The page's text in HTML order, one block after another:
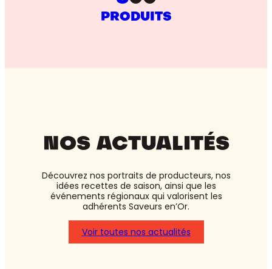
PRODUITS
NOS ACTUALITÉS
Découvrez nos portraits de producteurs, nos
idées recettes de saison, ainsi que les
événements régionaux qui valorisent les
adhérents Saveurs en’Or.
Voir toutes nos actualités